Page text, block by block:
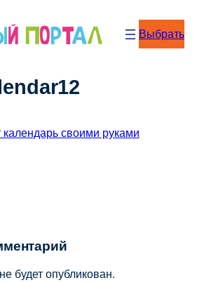
Выбрать
будет опубликован.